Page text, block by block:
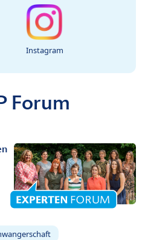
Instagram
Forum